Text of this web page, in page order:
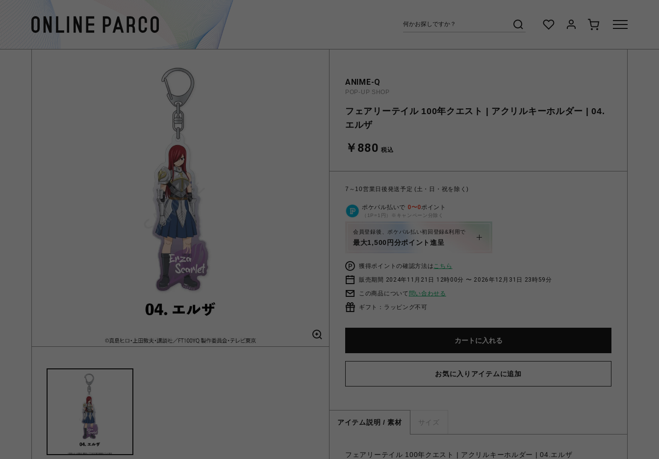
ANIME-Q
POP-UP SHOP
フェアリーテイル 100年クエスト | アクリルキーホルダー | 04.
エルザ
￥880 税込
7～10営業日後発送予定 (土・日・祝を除く)
ポケパル払いで 0〜0ポイント
（1P=1円）※キャンペーン分除く
会員登録後、ポケパル払い初回登録&利用で
最大1,500円分ポイント進呈
獲得ポイントの確認方法はこちら
販売期間 2024年11月21日 12時00分 〜 2026年12月31日 23時59分
この商品について 問い合わせる
ギフト：ラッピング不可
カートに入れる
お気に入りアイテムに追加
アイテム説明 / 素材 サイズ
フェアリーテイル 100年クエスト | アクリルキーホルダー | 04.エルザ